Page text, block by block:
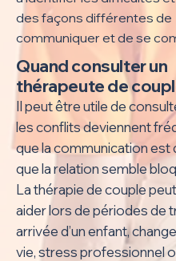
des façons différentes de
communiquer et de se
Quand consulter un
thérapeute de
Il peut être utile de
les conflits deviennent
que la communication est
que la relation semble
La thérapie de couple
aider lors de périodes de
arrivée d’un enfant,
vie, stress professionnel